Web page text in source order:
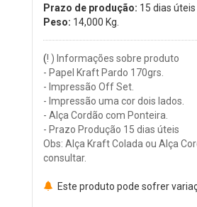
Prazo de produção: 15 dias úteis
Peso: 14,000 Kg.
(! ) Informações sobre produto
- Papel Kraft Pardo 170grs.
- Impressão Off Set.
- Impressão uma cor dois lados.
- Alça Cordão com Ponteira.
- Prazo Produção 15 dias úteis
Obs: Alça Kraft Colada ou Alça
consultar.
Este produto pode sofrer